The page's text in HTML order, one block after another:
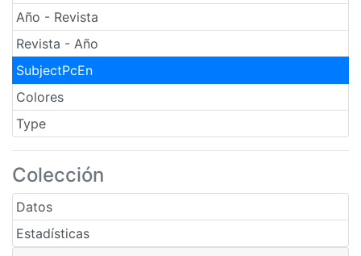
Año - Revista
Revista - Año
SubjectPcEn
Colores
Type
Colección
Datos
Estadísticas